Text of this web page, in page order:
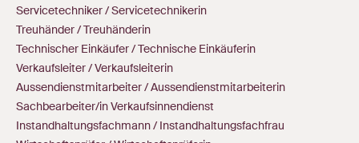
Servicetechniker / Servicetechnikerin
Treuhänder / Treuhänderin
Technischer Einkäufer / Technische Einkäuferin
Verkaufsleiter / Verkaufsleiterin
Aussendienstmitarbeiter / Aussendienstmitarbeiterin
Sachbearbeiter/in Verkaufsinnendienst
Instandhaltungsfachmann / Instandhaltungsfachfrau